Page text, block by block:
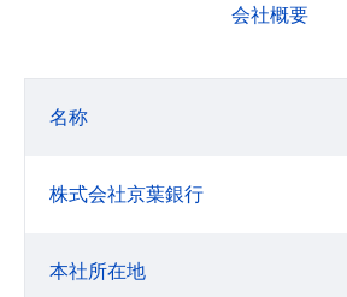
会社概要
名称
株式会社京葉銀行
本社所在地